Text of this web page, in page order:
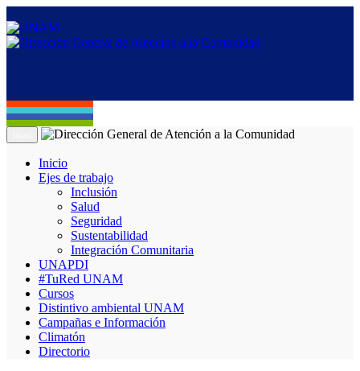
Inicio
Ejes de trabajo
Inclusión
Salud
Seguridad
Sustentabilidad
Integración Comunitaria
UNAPDI
#TuRed UNAM
Cursos
Distintivo ambiental UNAM
Campañas e Información
Climatón
Directorio